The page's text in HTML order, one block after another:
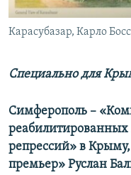
УКРАИНСКАЯ ПРОБЛЕМА
Все сайты RFE/RL
Карасубазар, Карло
Специально для
Симферополь –
репрессий» в Крыму,
премьер» Руслан